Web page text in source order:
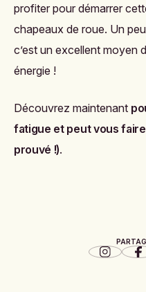
profiter pour démarrer
chapeaux de roue. Un
c’est un excellent moyen
énergie !
Découvrez maintenant
fatigue et peut vous
prouvé !).